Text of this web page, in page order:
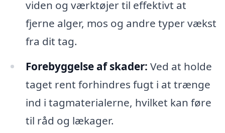
viden og værktøjer til effektivt at
fjerne alger, mos og andre typer vækst
fra dit tag.
Forebyggelse af skader: Ved at holde
taget rent forhindres fugt i at trænge
ind i tagmaterialerne, hvilket kan føre
til råd og lækager.